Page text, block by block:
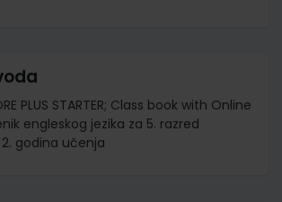
PLUS STARTER; Class book with Online
engleskog jezika za 5. razred
godina učenja